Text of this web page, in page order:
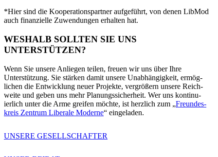
*Hier sind die Koope­ra­ti­ons­partner aufge­führt, von denen LibMod
auch finan­zielle Zuwen­dungen erhalten hat.
WESHALB SOLLTEN SIE UNS
UNTERSTÜTZEN?
Wenn Sie unsere Anliegen teilen, freuen wir uns über Ihre
Unterstützung. Sie stärken damit unsere Unabhän­gigkeit, ermög­
lichen die Entwicklung neuer Projekte, vergrößern unsere Reich­
weite und geben uns mehr Planungs­si­cherheit. Wer uns konti­nu­
ierlich unter die Arme greifen möchte, ist herzlich zum „Freun­des­
kreis Zentrum Liberale Moderne“ einge­laden.
UNSERE GESELLSCHAFTER